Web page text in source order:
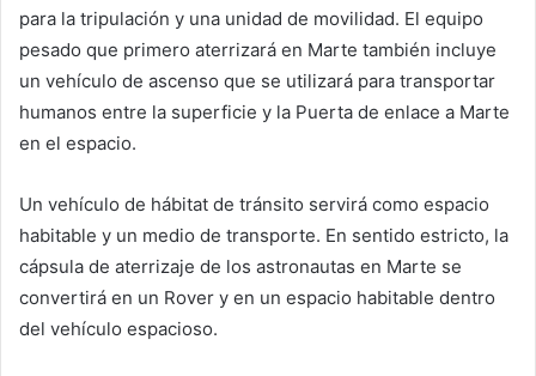
para la tripulación y una unidad de movilidad. El equipo
pesado que primero aterrizará en Marte también incluye
un vehículo de ascenso que se utilizará para transportar
humanos entre la superficie y la Puerta de enlace a Marte
en el espacio.
Un vehículo de hábitat de tránsito servirá como espacio
habitable y un medio de transporte. En sentido estricto, la
cápsula de aterrizaje de los astronautas en Marte se
convertirá en un Rover y en un espacio habitable dentro
del vehículo espacioso.